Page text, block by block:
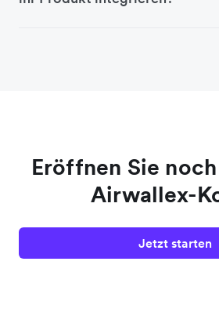
Eröffnen Sie
Airwallex-
Jetzt starten